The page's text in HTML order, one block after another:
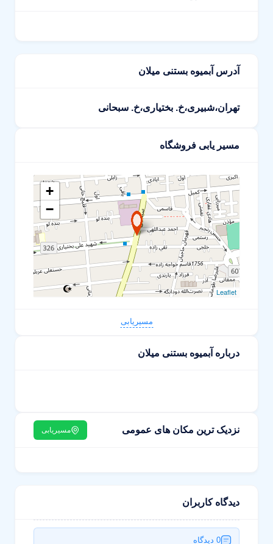
آدرس آبمیوه بستنی میلان
تهران،شبیری،خ. بختیاری،خ. سبحانی
مسیر یابی فروشگاه
+
−
Leaflet
مسیریابی
درباره آبمیوه بستنی میلان
نزدیک ترین مکان های عمومی مسیریابی
دیدگاه کاربران
0 دیدگاه